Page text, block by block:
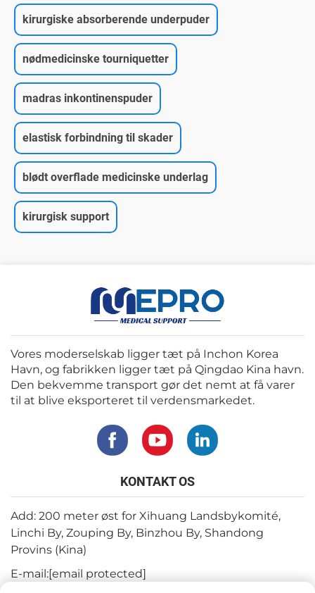
kirurgiske absorberende underpuder
nødmedicinske tourniquetter
madras inkontinenspuder
elastisk forbindning til skader
blødt overflade medicinske underlag
kirurgisk support
Vores moderselskab ligger tæt på Inchon Korea
Havn, og fabrikken ligger tæt på Qingdao Kina havn.
Den bekvemme transport gør det nemt at få varer
til at blive eksporteret til verdensmarkedet.
KONTAKT OS
Add: 200 meter øst for Xihuang Landsbykomité,
Linchi By, Zouping By, Binzhou By, Shandong
Provins (Kina)
E-mail:[email protected]